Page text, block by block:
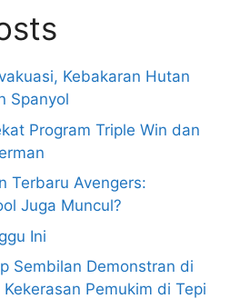
Kebakaran Hutan
Spanyol
Program Triple Win dan
Terbaru Avengers:
Juga Muncul?
Ini
Sembilan Demonstran di
Pemukim di Tepi